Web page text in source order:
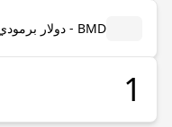
BMD - دولار برمودي